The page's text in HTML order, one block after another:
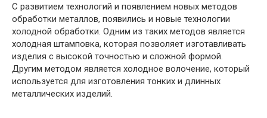
С развитием технологий и появлением новых методов
обработки металлов, появились и новые технологии
холодной обработки. Одним из таких методов является
холодная штамповка, которая позволяет изготавливать
изделия с высокой точностью и сложной формой.
Другим методом является холодное волочение, который
используется для изготовления тонких и длинных
металлических изделий.